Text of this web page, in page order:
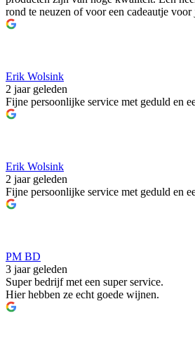
rond te neuzen of voor een cadeautje voor
Erik Wolsink
2 jaar geleden
Fijne persoonlijke service met geduld en
Erik Wolsink
2 jaar geleden
Fijne persoonlijke service met geduld en
PM BD
3 jaar geleden
Super bedrijf met een super service.
Hier hebben ze echt goede wijnen.